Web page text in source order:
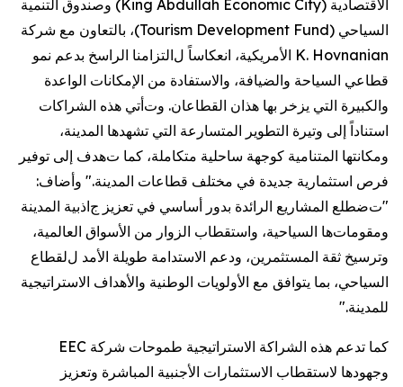
الاقتصادية (
King Abdullah Economic City
) وصندوق التنمية
السياحي (
Tourism Development Fund
)، بالتعاون مع شركة
K. Hovnanian الأمريكية، انعكاساً لالتزامنا الراسخ بدعم نمو
قطاعي السياحة والضيافة، والاستفادة من الإمكانات الواعدة
والكبيرة التي يزخر بها هذان القطاعان. وتأتي هذه الشراكات
استناداً إلى وتيرة التطوير المتسارعة التي تشهدها المدينة،
ومكانتها المتنامية كوجهة ساحلية متكاملة، كما تهدف إلى توفير
فرص استثمارية جديدة في مختلف قطاعات المدينة." وأضاف:
"تضطلع المشاريع الرائدة بدور أساسي في تعزيز جاذبية المدينة
ومقوماتها السياحية، واستقطاب الزوار من الأسواق العالمية،
وترسيخ ثقة المستثمرين، ودعم الاستدامة طويلة الأمد للقطاع
السياحي، بما يتوافق مع الأولويات الوطنية والأهداف الاستراتيجية
للمدينة."
كما تدعم هذه الشراكة الاستراتيجية طموحات شركة EEC
وجهودها لاستقطاب الاستثمارات الأجنبية المباشرة وتعزيز